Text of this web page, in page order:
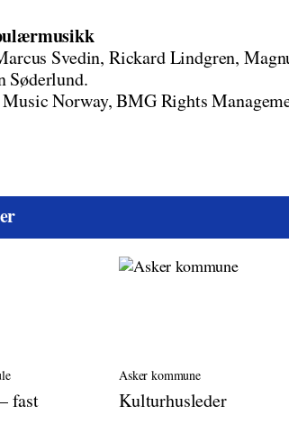
Svedin, Rickard Lindgren,
Søderlund.
Norway, BMG Rights
fast
Asker kommune
Kulturhusleder